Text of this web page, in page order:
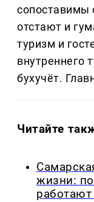
сопоставимы
отстают и
туризм и
внутреннего
бухучёт.
Читайте
жизни: